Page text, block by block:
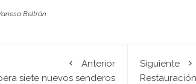
Beltrán
Anterior
siete nuevos senderos
Siguiente